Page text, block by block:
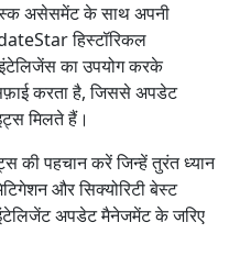
असेसमेंट के साथ अपनी
हिस्टॉरिकल
का उपयोग करके
करता है, जिससे अपडेट
मिलते हैं।
की पहचान करें जिन्हें तुरंत ध्यान
और सिक्योरिटी बेस्ट
अपडेट मैनेजमेंट के जरिए